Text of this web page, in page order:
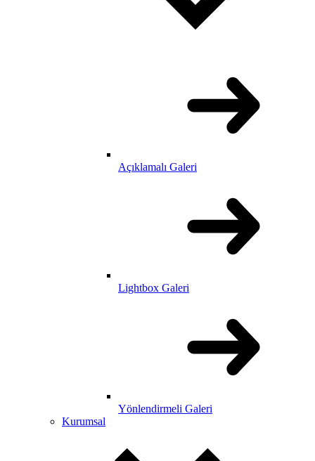
Açıklamalı Galeri
Lightbox Galeri
Yönlendirmeli Galeri
Kurumsal